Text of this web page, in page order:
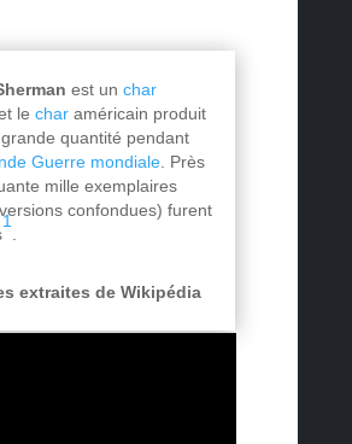
est un char
le charaméricain produit
quantité pendant
Guerre mondiale. Près
mille exemplaires
confondues) furent
1
.
extraites de Wikipédia